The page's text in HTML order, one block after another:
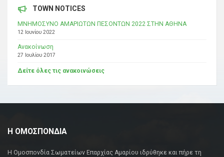
TOWN NOTICES
ΜΝΗΜΟΣΥΝΟ ΑΜΑΡΙΩΤΩΝ ΠΕΣΟΝΤΩΝ 2022 ΣΤΗΝ ΑΘΗΝΑ
12 Ιουνίου 2022
Ανακοίνωση
27 Ιουλίου 2017
Δείτε όλες τις ανακοινώσεις
Η ΟΜΟΣΠΟΝΔΙΑ
Η Ομοσπονδία Σωματείων Επαρχίας Αμαρίου ιδρύθηκε και πήρε τη